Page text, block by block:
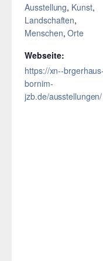
Ausstellung, Kunst,
Landschaften,
Menschen,Orte
Webseite:
https://xn--brgerhaus-
bornim-
jzb.de/ausstellungen/